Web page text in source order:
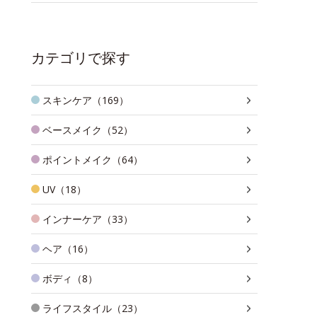
カテゴリで探す
スキンケア（169）
ベースメイク（52）
ポイントメイク（64）
UV（18）
インナーケア（33）
ヘア（16）
ボディ（8）
ライフスタイル（23）